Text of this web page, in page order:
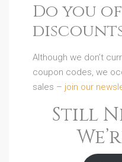
Do you
Although we don’t
coupon codes, we
sales – join our
Still